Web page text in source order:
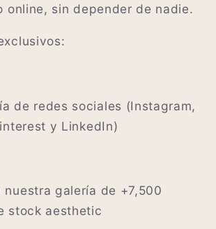
online, sin depender de nadie.
de redes sociales (Instagram,
y LinkedIn)
nuestra galería de +7,500
stock aesthetic